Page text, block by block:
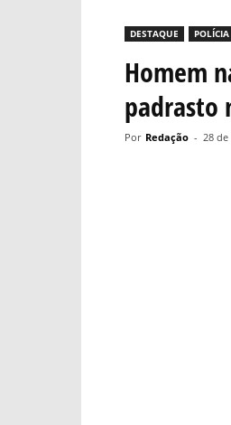
DESTAQUE POLÍCIA
Homem
padrasto
Por Redação - 28 de